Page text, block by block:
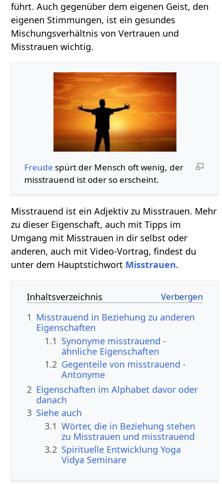
führt. Auch gegenüber dem eigenen Geist, den
eigenen Stimmungen, ist ein gesundes
Mischungsverhältnis von Vertrauen und
Misstrauen wichtig.
Freude spürt der Mensch oft wenig, der
misstrauend ist oder so erscheint.
Misstrauend ist ein Adjektiv zu Misstrauen. Mehr
zu dieser Eigenschaft, auch mit Tipps im
Umgang mit Misstrauen in dir selbst oder
anderen, auch mit Video-Vortrag, findest du
unter dem Hauptstichwort Misstrauen.
Inhaltsverzeichnis
1 Misstrauend in Beziehung zu anderen
Eigenschaften
1.1 Synonyme misstrauend -
ähnliche Eigenschaften
1.2 Gegenteile von misstrauend -
Antonyme
2 Eigenschaften im Alphabet davor oder
danach
3 Siehe auch
3.1 Wörter, die in Beziehung stehen
zu Misstrauen und misstrauend
3.2 Spirituelle Entwicklung Yoga
Vidya Seminare